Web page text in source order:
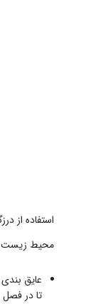
استفاده از
محیط زیست
عایق
تا در